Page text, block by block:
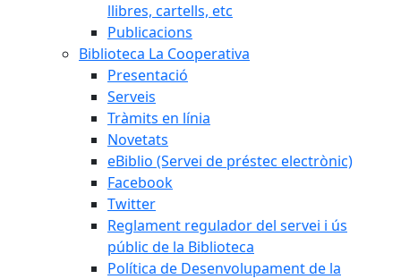
llibres, cartells, etc
Publicacions
Biblioteca La Cooperativa
Presentació
Serveis
Tràmits en línia
Novetats
eBiblio (Servei de préstec electrònic)
Facebook
Twitter
Reglament regulador del servei i ús
públic de la Biblioteca
Política de Desenvolupament de la